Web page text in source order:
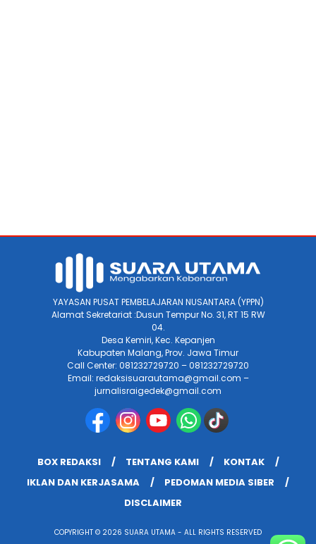
YAYASAN PUSAT PEMBELAJARAN NUSANTARA (YPPN)
Alamat Sekretariat :Dusun Tempur No. 31, RT 15 RW
04.
Desa Kemiri, Kec. Kepanjen
Kabupaten Malang, Prov. Jawa Timur
Call Center: 081232729720 – 081232729720
Email: redaksisuarautama@gmail.com –
jurnalisraigedek@gmail.com
BOX REDAKSI TENTANG KAMI
KONTAK
IKLAN DAN KERJASAMA
PEDOMAN MEDIA SIBER
DISCLAIMER
COPYRIGHT © 2026 SUARA UTAMA - ALL RIGHTS RESERVED